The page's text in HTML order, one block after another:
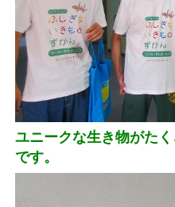
ユニークな生き物がた
です。